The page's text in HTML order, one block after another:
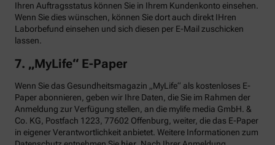
Ihren Auftragsstatus können Sie in Ihrem Kundenkonto einsehen.
Wenn Sie dies wünschen, können Sie dort auch direkt IHren
Laborbefund einsehen und sich diesen per E-Mail zuschicken
lassen.
7. „MyLife“ E-Paper
Wenn Sie das Gesundheitsmagazin „MyLife“ als kostenloses E-
Paper abonnieren, geben wir Ihre Daten, die Sie im Rahmen der
Anmeldung zur Verfügung stellen, an die mylife media GmbH. &
Co. KG, Postfach 1223, 77602 Offenburg, weiter, die das E-Paper
in eigener Verantwortlichkeit anbietet. Weitere Informationen zum